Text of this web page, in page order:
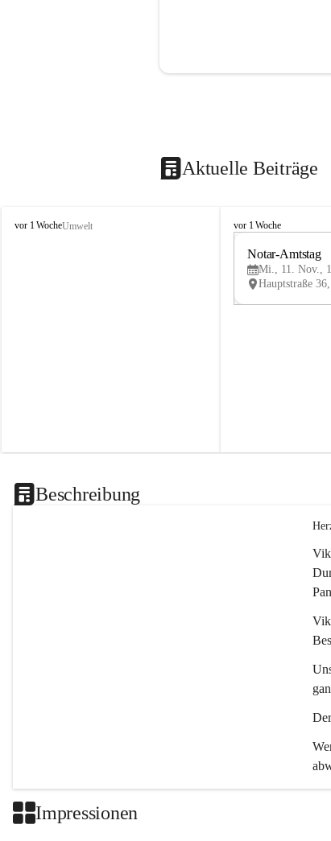
Aktuelle Beiträge
V
vor 1 WocheUmwelt
V
vor 1 Woche
Notar-Amtstag
Mi., 11. Nov.,
Beschreibung
Impressionen